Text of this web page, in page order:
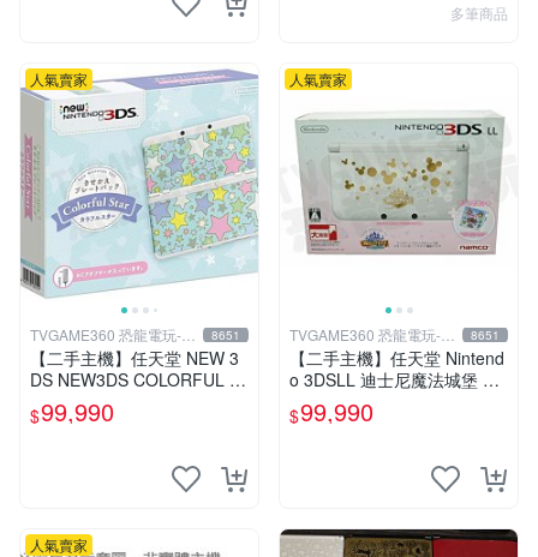
多筆商品
人氣賣家
TVGAME360 恐龍電玩-台
中店
8651
【二手主機】任天堂 NEW 3
DS NEW3DS COLORFUL S
TAR 日規機 七彩星星 限量版
附原廠充電器
$99,990
人氣賣家
TVGAME360 恐龍電玩-台
中店
8651
【二手主機】任天堂 Nintend
o 3DSLL 迪士尼魔法城堡 限
定主機 附充電器 (不含遊戲)
【台中恐龍電玩】
$99,990
人氣賣家